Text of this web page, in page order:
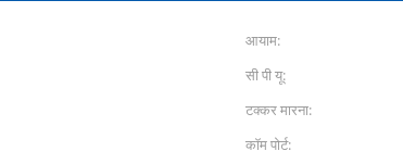
आयाम:
सी पी यू:
टक्कर मारना:
कॉम पोर्ट: